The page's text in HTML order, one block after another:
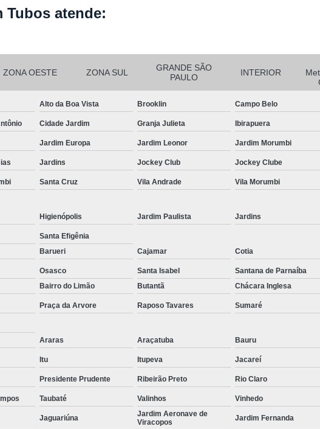
aço carbono
Corrimão de Inox
Corrimão Escada
Corrimão Inox de Escada
Corrimão Inox para Escada
Corrimão Inox Quadrado
Corte a Laser Chapa Aço
Corte a Laser em Chapa
Solda a Laser
Corte a Laser em Chapa de
Corte Chapa a Laser
Corte de Chapa a Laser
Corte
Curvamento de Tubos
Curvamento de Tubos a
Curvamento de Tubos de Aço
Curvamento de Tubos
Tubos atende:
ZONA OESTE ZONA SUL
GRANDE SÃO
PAULO
INTERIOR
Alto da Boa Vista Brooklin Campo Belo
Cidade Jardim Granja Julieta Ibirapuera
Jardim Europa Jardim Leonor Jardim Morumbi
Jardins Jockey Club Jockey Clube
Santa Cruz Vila Andrade Vila Morumbi
Higienópolis Jardim Paulista Jardins
Santa Efigênia
Barueri Cajamar Cotia
Osasco Santa Isabel Santana de Parnaíba
Bairro do Limão Butantã Chácara Inglesa
Praça da Arvore Raposo Tavares Sumaré
Araras Araçatuba Bauru
Itu Itupeva Jacareí
Presidente Prudente Ribeirão Preto Rio Claro
Taubaté Valinhos Vinhedo
Jaguariúna
Jardim Aeronave de
Viracopos
Jardim Fernanda